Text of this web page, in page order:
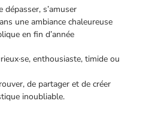
dépasser, s’amuser
une ambiance chaleureuse
en fin d’année
enthousiaste, timide ou
de partager et de créer
inoubliable.